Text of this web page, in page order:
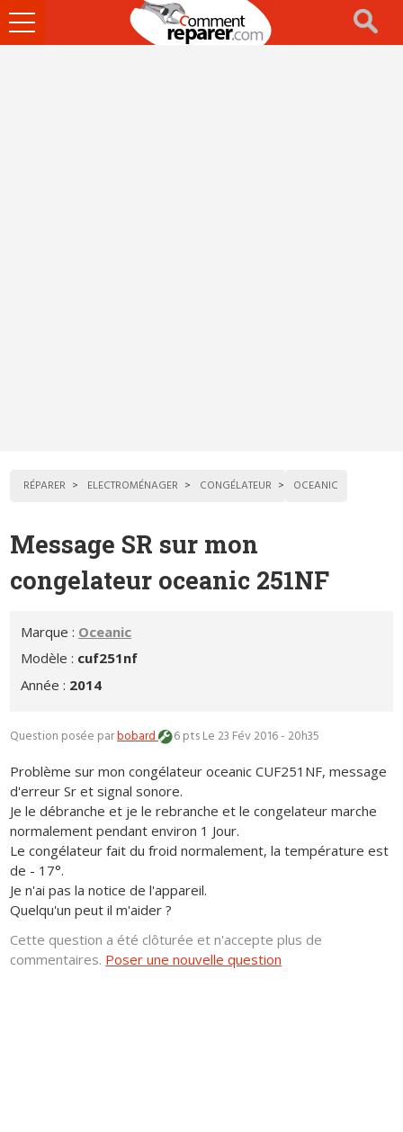
Ouvrir
le
RÉPARER ELECTROMÉNAGER CONGÉLATEUR OCEANIC
Message SR sur mon
congelateur oceanic 251NF
Marque : Oceanic
Modèle : cuf251nf
Année : 2014
Question posée parbobard 6 ptsLe 23 Fév 2016 - 20h35
Problème sur mon congélateur oceanic CUF251NF, message
d'erreur Sr et signal sonore.
Je le débranche et je le rebranche et le congelateur marche
normalement pendant environ 1 Jour.
Le congélateur fait du froid normalement, la température est
de - 17°.
Je n'ai pas la notice de l'appareil.
Quelqu'un peut il m'aider ?
Cette question a été clôturée et n'accepte plus de
commentaires. Poser une nouvelle question